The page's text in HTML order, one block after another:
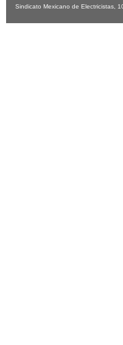
Sindicato Mexicano de Electricistas,